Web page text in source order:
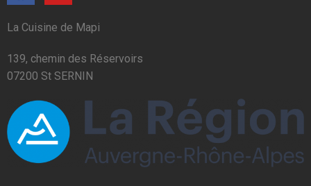
La Cuisine de Mapi
139, chemin des Réservoirs
07200 St SERNIN